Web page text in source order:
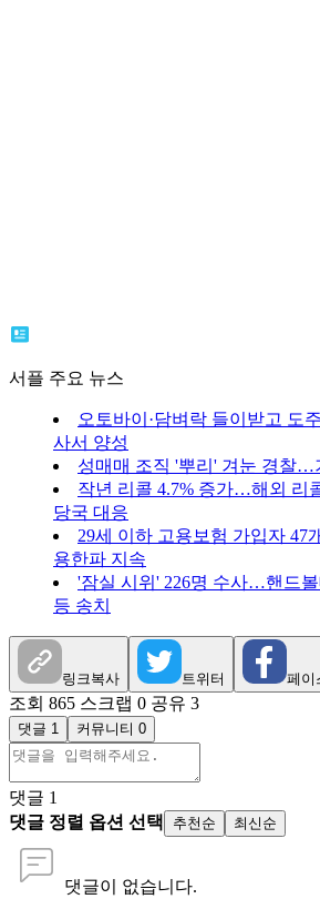
서플 주요 뉴스
오토바이·담벼락 들이받고 도
사서 양성
성매매 조직 '뿌리' 겨눈 경찰…
작년 리콜 4.7% 증가…해외 리
당국 대응
29세 이하 고용보험 가입자
용한파 지속
'잠실 시위' 226명 수사…핸드
등 송치
링크복사 트위터 페이
조회 865 스크랩 0 공유 3
댓글 1 커뮤니티 0
댓글 1
댓글 정렬 옵션 선택
추천순 최신순
댓글이 없습니다.